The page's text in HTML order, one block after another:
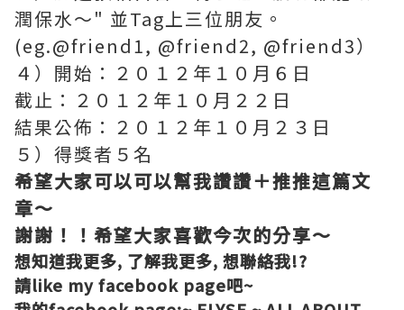
潤保水～" 並Tag上三位朋友。
(eg.@friend1, @friend2, @friend3）
４）開始：２０１２年１０月６日
截止：２０１２年１０月２２日
結果公佈：２０１２年１０月２３日
５）得獎者５名
希望大家可以可以幫我讚讚＋推推這篇文
章～
謝謝！！希望大家喜歡今次的分享～
想知道我更多, 了解我更多, 想聯絡我!?
請like my facebook page吧~